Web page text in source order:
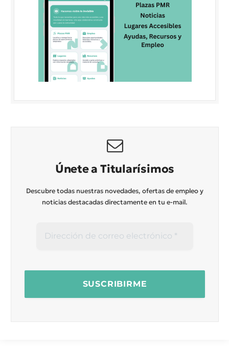
Únete a Titularísimos
Descubre todas nuestras novedades, ofertas de empleo y
noticias destacadas directamente en tu e-mail.